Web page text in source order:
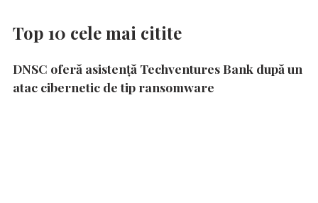
Top 10 cele mai citite
DNSC oferă asistență Techventures Bank după un
atac cibernetic de tip ransomware